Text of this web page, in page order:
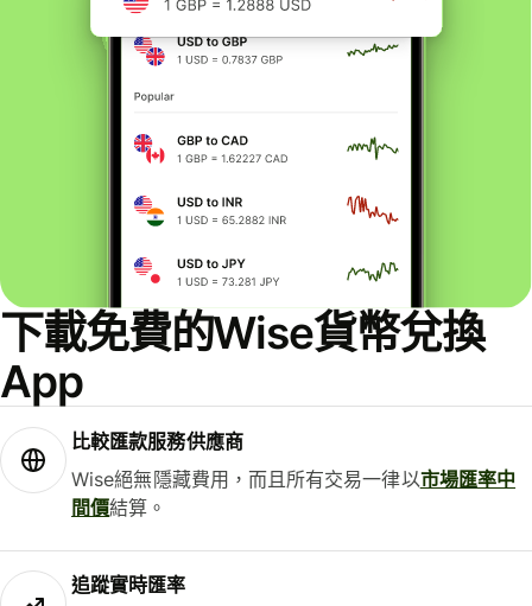
下載免費的Wise貨幣兌換
App
比較匯款服務供應商
Wise絕無隱藏費用，而且所有交易一律以市場匯率中
間價結算。
追蹤實時匯率